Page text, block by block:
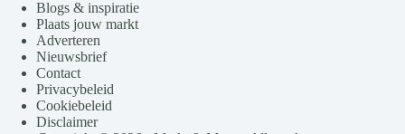
Blogs & inspiratie
Plaats jouw markt
Adverteren
Nieuwsbrief
Contact
Privacybeleid
Cookiebeleid
Disclaimer